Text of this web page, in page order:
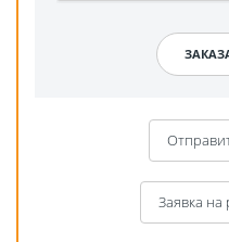
Заявка на